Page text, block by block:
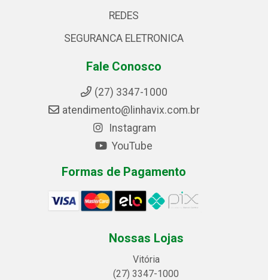
REDES
SEGURANCA ELETRONICA
Fale Conosco
(27) 3347-1000
atendimento@linhavix.com.br
Instagram
YouTube
Formas de Pagamento
Nossas Lojas
Vitória
(27) 3347-1000